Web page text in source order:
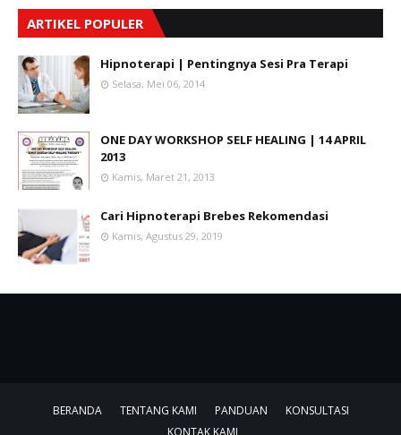
ARTIKEL POPULER
Hipnoterapi | Pentingnya Sesi Pra Terapi
Selasa, Mei 06, 2014
ONE DAY WORKSHOP SELF HEALING | 14 APRIL
2013
Kamis, Maret 21, 2013
Cari Hipnoterapi Brebes Rekomendasi
Kamis, Agustus 29, 2019
BERANDA TENTANG KAMI PANDUAN
KONSULTASI